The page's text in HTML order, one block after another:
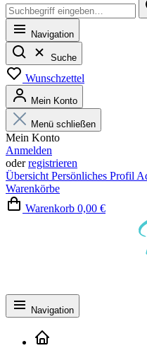
Navigation
Suche
Wunschzettel
Mein Konto
Menü schließen
Mein Konto
Anmelden
oderregistrieren
Übersicht Persönliches Profil
Warenkörbe
Warenkorb 0,00 €
Navigation